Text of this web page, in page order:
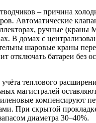
– причина
Автоматические
ручные (краны
В домах с
шаровые краны
отключать батареи без
теплового
магистралей
компенсируют
При скрытой
диаметра 30–40%.